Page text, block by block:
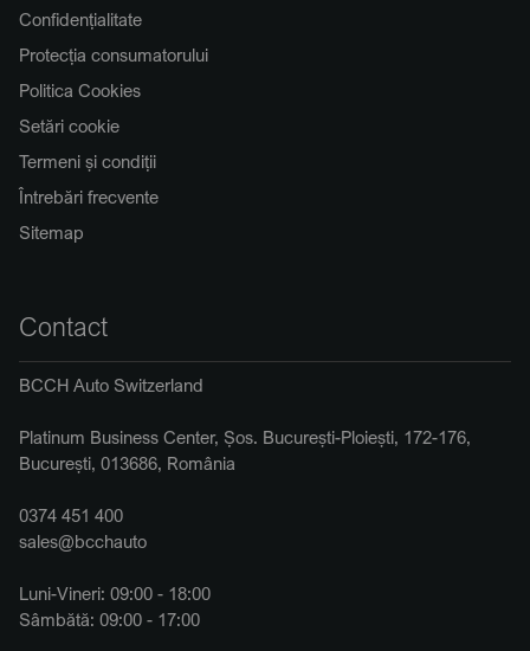
Confidențialitate
Protecția consumatorului
Politica Cookies
Setări cookie
Termeni și condiții
Întrebări frecvente
Sitemap
Contact
BCCH Auto Switzerland
Platinum Business Center, Șos. București-Ploiești, 172-176,
București, 013686, România
0374 451 400
sales@bcchauto
Luni-Vineri: 09:00 - 18:00
Sâmbătă: 09:00 - 17:00